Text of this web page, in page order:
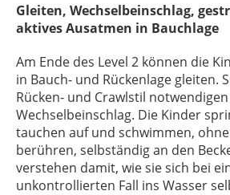
Gleiten, Wechselbeinschlag,
aktives Ausatmen in Bauchlage
Am Ende des Level 2 können die
in Bauch- und Rückenlage gleiten.
Rücken- und Crawlstil notwendigen
Wechselbeinschlag. Die Kinder
tauchen auf und schwimmen,
berühren, selbständig an den
verstehen damit, wie sie sich bei
unkontrollierten Fall ins Wasser